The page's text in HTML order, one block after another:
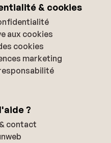
& cookies
aux cookies
cookies
marketing
?
contact